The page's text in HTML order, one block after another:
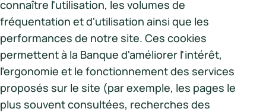
connaître l'utilisation, les volumes de
fréquentation et d'utilisation ainsi que les
performances de notre site. Ces cookies
permettent à la Banque d'améliorer l'intérêt,
l'ergonomie et le fonctionnement des services
proposés sur le site (par exemple, les pages le
plus souvent consultées, recherches des